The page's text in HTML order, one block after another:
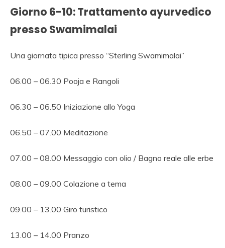
Giorno 6-10: Trattamento ayurvedico
presso Swamimalai
Una giornata tipica presso “Sterling Swamimalai”
06.00 – 06.30 Pooja e Rangoli
06.30 – 06.50 Iniziazione allo Yoga
06.50 – 07.00 Meditazione
07.00 – 08.00 Messaggio con olio / Bagno reale alle erbe
08.00 – 09.00 Colazione a tema
09.00 – 13.00 Giro turistico
13.00 – 14.00 Pranzo